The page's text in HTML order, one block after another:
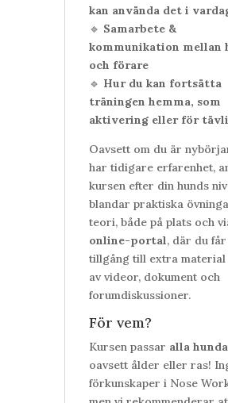
kan använda det i
🔹 Samarbete &
kommunikation mellan
och förare
🔹 Hur du kan fortsätta
träningen hemma, som
aktivering eller för
Oavsett om du är
har tidigare erfarenhet,
kursen efter din hunds
blandar praktiska
teori, både på plats och
online-portal, där du får
tillgång till extra material
av videor, dokument och
forumdiskussioner.
För vem?
Kursen passar alla
oavsett ålder eller ras!
förkunskaper i Nose